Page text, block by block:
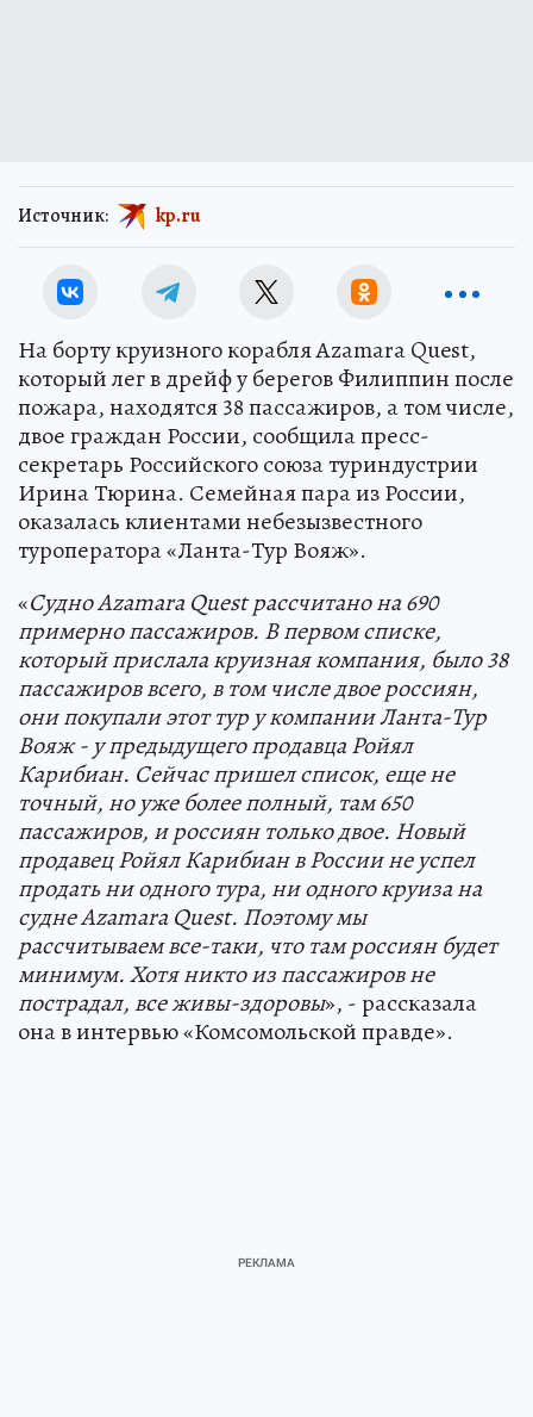
Источник: kp.ru
На борту круизного корабля Azamara Quest,
который лег в дрейф у берегов Филиппин после
пожара, находятся 38 пассажиров, а том числе,
двое граждан России, сообщила пресс-
секретарь Российского союза туриндустрии
Ирина Тюрина. Семейная пара из России,
оказалась клиентами небезызвестного
туроператора «Ланта-Тур Вояж».
«Судно Azamara Quest рассчитано на 690
примерно пассажиров. В первом списке,
который прислала круизная компания, было 38
пассажиров всего, в том числе двое россиян,
они покупали этот тур у компании Ланта-Тур
Вояж - у предыдущего продавца Ройял
Карибиан. Сейчас пришел список, еще не
точный, но уже более полный, там 650
пассажиров, и россиян только двое. Новый
продавец Ройял Карибиан в России не успел
продать ни одного тура, ни одного круиза на
судне Azamara Quest. Поэтому мы
рассчитываем все-таки, что там россиян будет
минимум. Хотя никто из пассажиров не
пострадал, все живы-здоровы», - рассказала
она в интервью «Комсомольской правде».